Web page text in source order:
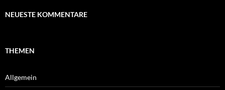
NEUESTE KOMMENTARE
THEMEN
Allgemein